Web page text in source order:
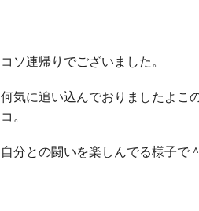
コソ連帰りでございました。
何気に追い込んでおりましたよこ
コ。
自分との闘いを楽しんでる様子で